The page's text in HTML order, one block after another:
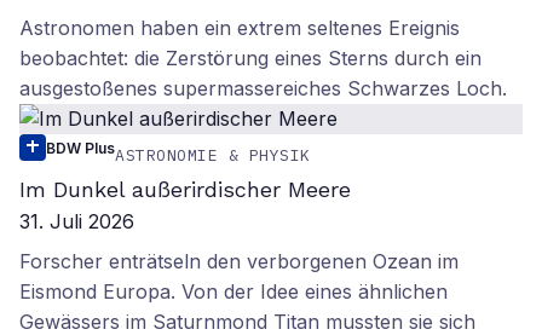
Astronomen haben ein extrem seltenes Ereignis
beobachtet: die Zerstörung eines Sterns durch ein
ausgestoßenes supermassereiches Schwarzes Loch.
BDW PlusASTRONOMIE & PHYSIK
Im Dunkel außerirdischer Meere
31. Juli 2026
Forscher enträtseln den verborgenen Ozean im
Eismond Europa. Von der Idee eines ähnlichen
Gewässers im Saturnmond Titan mussten sie sich